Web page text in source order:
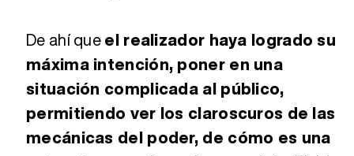
De ahí queel realizador haya logrado su
máxima intención, poner en una
situación complicada al público,
permitiendo ver los claroscuros de las
mecánicas del poder, de cómo es una